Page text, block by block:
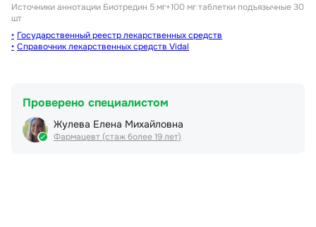
Источники аннотации Биотредин 5 мг+100 мг таблетки подъязычные 30
шт
Государственный реестр лекарственных средств
Справочник лекарственных средств Vidal
Проверено специалистом
Жулева Елена Михайловна
Фармацевт (стаж более 19 лет)